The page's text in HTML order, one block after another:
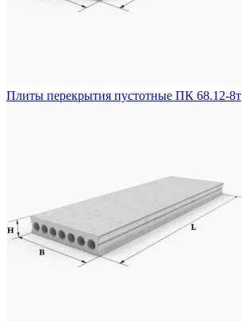
Плиты перекрытия пустотные ПК 68.12-8т